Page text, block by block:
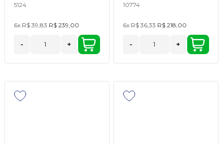
5124
6x R$ 39,83 R$ 239,00
- +
10774
6x R$ 36,33 R$ 218,00
- +